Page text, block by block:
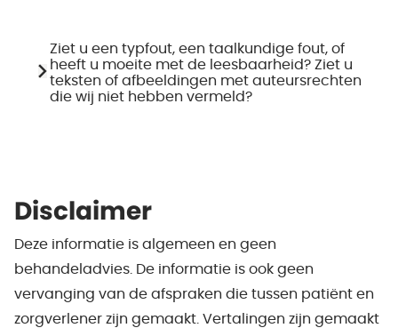
Ziet u een typfout, een taalkundige fout, of
heeft u moeite met de leesbaarheid? Ziet u
teksten of afbeeldingen met auteursrechten
die wij niet hebben vermeld?
Disclaimer
Deze informatie is algemeen en geen
behandeladvies. De informatie is ook geen
vervanging van de afspraken die tussen patiënt en
zorgverlener zijn gemaakt. Vertalingen zijn gemaakt